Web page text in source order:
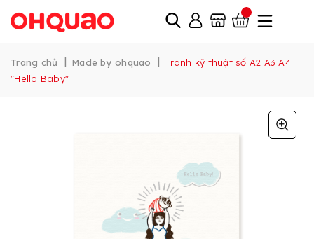
Trang chủ | Made by ohquao | Tranh kỹ thuật số A2 A3 A4
"Hello Baby"